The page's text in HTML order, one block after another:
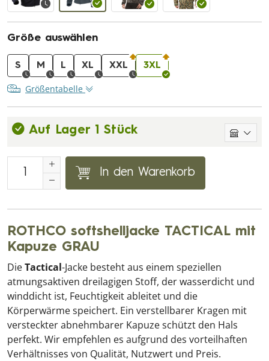
Größe auswählen
S M L XL XXL 3XL
Größentabelle
Auf Lager 1 Stück
In den Warenkorb
ROTHCO softshelljacke TACTICAL mit
Kapuze GRAU
DieTactical-Jacke besteht aus einem speziellen
atmungsaktiven dreilagigen Stoff, der wasserdicht und
winddicht ist, Feuchtigkeit ableitet und die
Körperwärme speichert. Ein verstellbarer Kragen mit
versteckter abnehmbarer Kapuze schützt den Hals
perfekt. Wir empfehlen es aufgrund des vorteilhaften
Verhältnisses von Qualität, Nutzwert und Preis.